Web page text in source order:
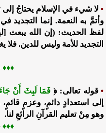
• لا شيء في الإسلام يحتاجُ إلى
وأتمَّ به النعمة. إنما التجديد
لفظ الحديث: (إن الله يبعث
التجديد للأمة وليس للدين. فلا
♦♦
♦
•قوله تعالى: ﴿ فَمَا لَبِثَ أَنْ
إلى استعدادٍ دائمٍ، وعزمٍ
وهو مِنْ تعليم القرآنِ الرائعِ لنا.
♦♦
♦